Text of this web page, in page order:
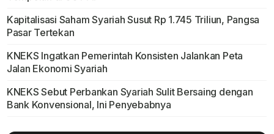
Kapitalisasi Saham Syariah Susut Rp 1.745 Triliun, Pangsa
Pasar Tertekan
KNEKS Ingatkan Pemerintah Konsisten Jalankan Peta
Jalan Ekonomi Syariah
KNEKS Sebut Perbankan Syariah Sulit Bersaing dengan
Bank Konvensional, Ini Penyebabnya